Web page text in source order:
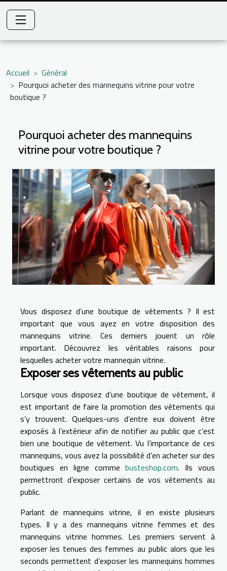
Accueil
Général
Pourquoi acheter des mannequins vitrine pour votre
boutique ?
Pourquoi acheter des mannequins
vitrine pour votre boutique ?
Vous disposez d’une boutique de vêtements ? Il est
important que vous ayez en votre disposition des
mannequins vitrine. Ces derniers jouent un rôle
important. Découvrez les véritables raisons pour
lesquelles acheter votre mannequin vitrine.
Exposer ses vêtements au public
Lorsque vous disposez d’une boutique de vêtement, il
est important de faire la promotion des vêtements qui
s’y trouvent. Quelques-uns d’entre eux doivent être
exposés à l’extérieur afin de notifier au public que c’est
bien une boutique de vêtement. Vu l’importance de ces
mannequins, vous avez la possibilité d’en acheter sur des
boutiques en ligne commebusteshop.com. Ils vous
permettront d’exposer certains de vos vêtements au
public.
Parlant de mannequins vitrine, il en existe plusieurs
types. Il y a des mannequins vitrine femmes et des
mannequins vitrine hommes. Les premiers servent à
exposer les tenues des femmes au public alors que les
seconds permettent d’exposer les mannequins hommes